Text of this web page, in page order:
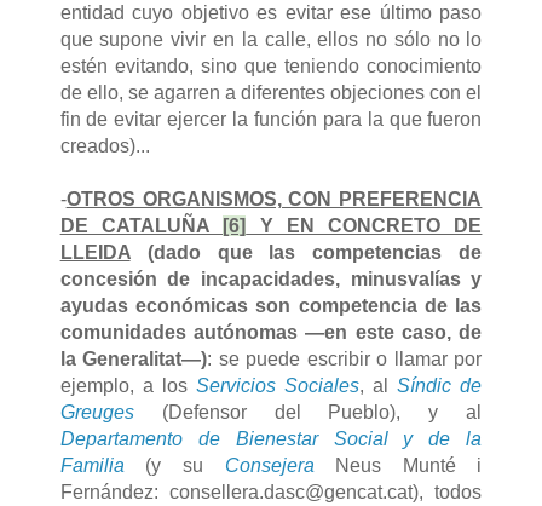
entidad cuyo objetivo es evitar ese último paso
que supone vivir en la calle, ellos no sólo no lo
estén evitando, sino que teniendo conocimiento
de ello, se agarren a diferentes objeciones con el
fin de evitar ejercer la función para la que fueron
creados)...
-OTROS ORGANISMOS, CON PREFERENCIA
DE CATALUÑA
[6]
Y EN CONCRETO DE
LLEIDA(dado que las competencias de
concesión de incapacidades, minusvalías y
ayudas económicas son competencia de las
comunidades autónomas —en este caso, de
la Generalitat—): se puede escribir o llamar por
ejemplo, a los Servicios Sociales, alSíndic de
Greuges(Defensor del Pueblo), y al
Departamento de Bienestar Social y de la
Familia (y su Consejera Neus Munté i
Fernández: consellera.dasc@gencat.cat), todos